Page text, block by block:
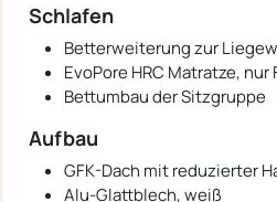
Schlafen
Betterweiterung zur
EvoPore HRC Matratze,
Bettumbau der Sitzgruppe
Aufbau
GFK-Dach mit reduzierter
Alu-Glattblech, weiß